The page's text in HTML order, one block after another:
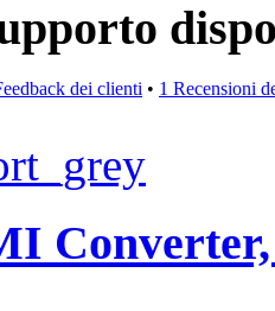
dei clienti • 1 Recensioni